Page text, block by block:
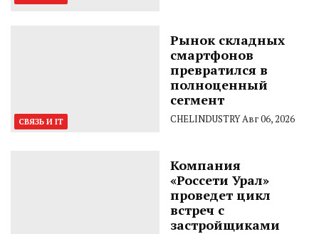
СВЯЗЬ И IT
Рынок складных
смартфонов
превратился в
полноценный
сегмент
CHELINDUSTRYАвг 06, 2026
Компания
«Россети Урал»
проведет цикл
встреч с
застройщиками